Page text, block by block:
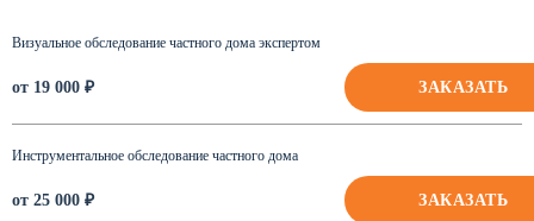
Визуальное обследование частного дома экспертом
от 19 000 ₽ ЗАКАЗАТЬ
Инструментальное обследование частного дома
от 25 000 ₽ ЗАКАЗАТЬ